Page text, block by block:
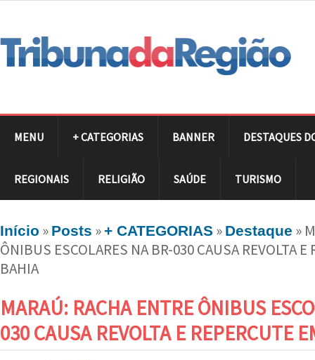
MENU + CATEGORIAS BANNER DESTAQUES
REGIONAIS RELIGIÃO SAÚDE TURISMO
Início » Posts »+ CATEGORIAS » Destaque »
ÔNIBUS ESCOLARES NA BR-030 CAUSA REVOLTA E
BAHIA
MARAÚ: RACHA ENTRE ÔNIBUS
030 CAUSA REVOLTA E REPERCUTE